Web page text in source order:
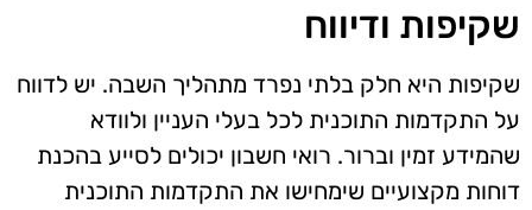
שקיפות ודיווח
שקיפות היא חלק בלתי נפרד מתהליך השבה. יש לדווח
על התקדמות התוכנית לכל בעלי העניין ולוודא
שהמידע זמין וברור. רואי חשבון יכולים לסייע בהכנת
דוחות מקצועיים שימחישו את התקדמות התוכנית